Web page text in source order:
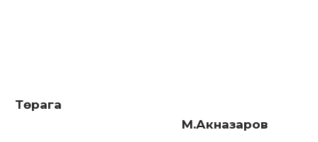
Төрага
М.Акназаров